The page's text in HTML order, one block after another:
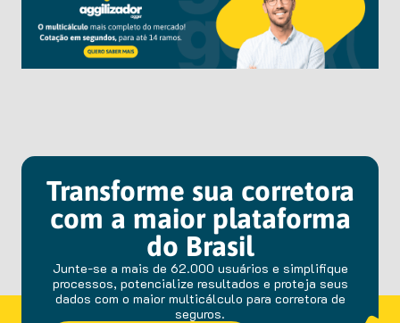
Transforme sua corretora
com a maior plataforma
do Brasil
Junte-se a mais de 62.000 usuários e simplifique
processos, potencialize resultados e proteja seus
dados com o maior multicálculo para corretora de
seguros.